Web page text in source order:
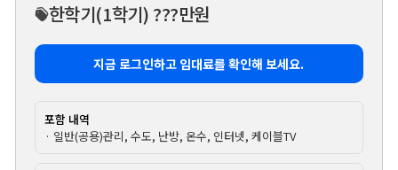
한학기(1학기) ???만원
지금 로그인하고 임대료를 확인해 보세요.
포함 내역
· 일반(공용)관리, 수도, 난방, 온수, 인터넷, 케이블TV